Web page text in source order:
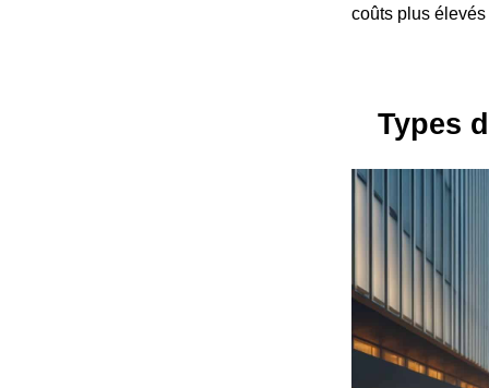
coûts plus
Types